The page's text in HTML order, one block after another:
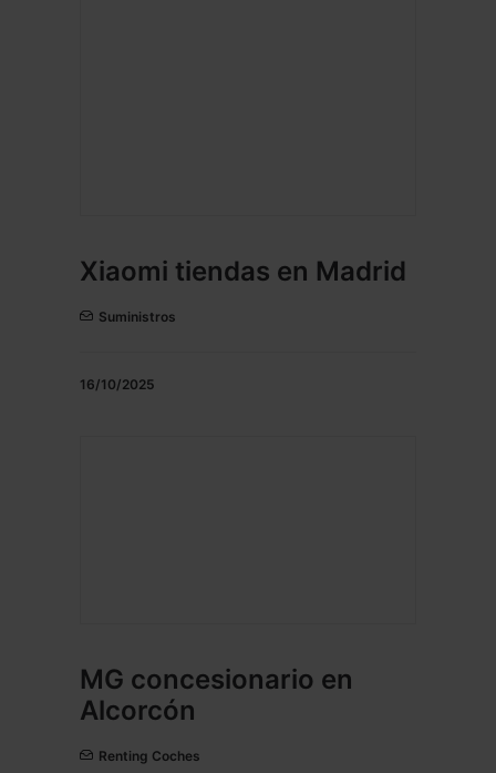
Xiaomi tiendas en Madrid
Suministros
16/10/2025
MG concesionario en
Alcorcón
Renting Coches